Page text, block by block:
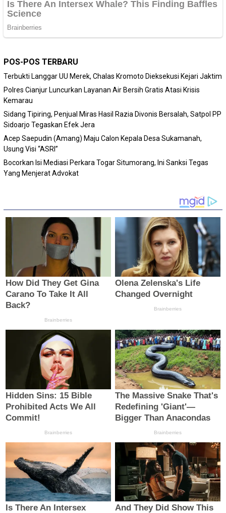
POS-POS TERBARU
Terbukti Langgar UU Merek, Chalas Kromoto Dieksekusi Kejari Jaktim
Polres Cianjur Luncurkan Layanan Air Bersih Gratis Atasi Krisis
Kemarau
Sidang Tipiring, Penjual Miras Hasil Razia Divonis Bersalah, Satpol PP
Sidoarjo Tegaskan Efek Jera
Acep Saepudin (Amang) Maju Calon Kepala Desa Sukamanah,
Usung Visi “ASRI”
Bocorkan Isi Mediasi Perkara Togar Situmorang, Ini Sanksi Tegas
Yang Menjerat Advokat